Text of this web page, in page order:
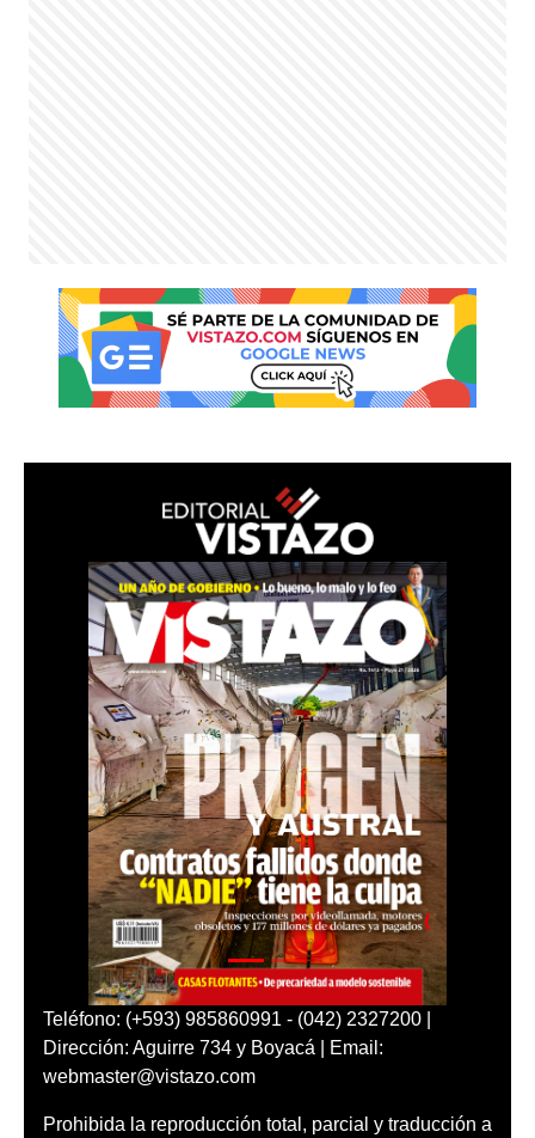
Teléfono: (+593) 985860991 - (042) 2327200 |
Dirección: Aguirre 734 y Boyacá | Email:
webmaster@vistazo.com
Prohibida la reproducción total, parcial y traducción a